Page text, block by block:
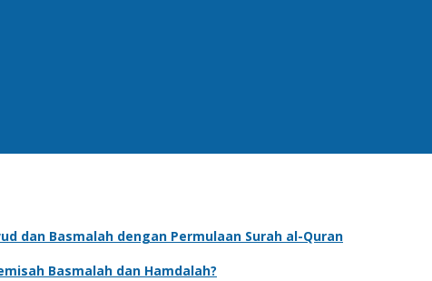
dan Basmalah dengan Permulaan Surah al-Quran
Basmalah dan Hamdalah?